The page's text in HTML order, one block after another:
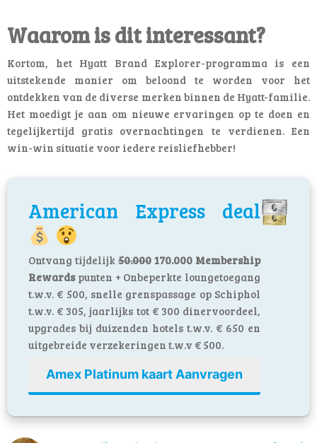
Waarom is dit interessant?
Kortom, het Hyatt Brand Explorer-programma is een
uitstekende manier om beloond te worden voor het
ontdekken van de diverse merken binnen de Hyatt-familie.
Het moedigt je aan om nieuwe ervaringen op te doen en
tegelijkertijd gratis overnachtingen te verdienen. Een
win-win situatie voor iedere reisliefhebber!
American Express deal
Ontvang tijdelijk 50.000 170.000 Membership
Rewardspunten + Onbeperkte loungetoegang
t.w.v. € 500, snelle grenspassage op Schiphol
t.w.v. € 305, jaarlijks tot € 300 dinervoordeel,
upgrades bij duizenden hotels t.w.v. € 650 en
uitgebreide verzekeringen t.w.v € 500.
Amex Platinum kaart Aanvragen